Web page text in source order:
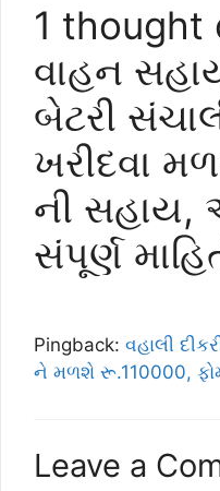
1 thought
વાહન
બેટરી
ખરીદવા
ની સહાય,
સંપૂર્ણ
Pingback: વહાલી
ને મળશે રૂ.110000,
Leave a